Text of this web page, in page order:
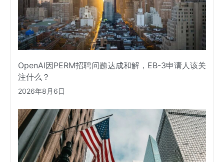
OpenAI因PERM招聘问题达成和解，EB-3申请人该关
注什么？
2026年8月6日